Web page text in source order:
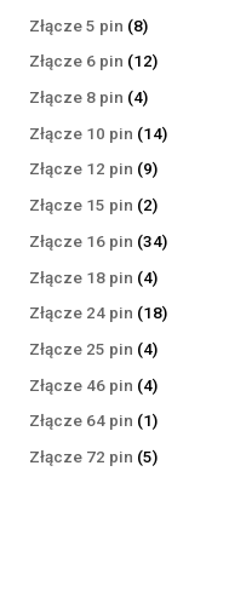
Złącze 5 pin 88
produktów
Złącze 6 pin 1212
Złącze 8 pin 44
produkty
Złącze 10 pin 1414
Złącze 12 pin 99
produktów
Złącze 15 pin 22
produkty
Złącze 16 pin 3434
Złącze 18 pin 44
produkty
Złącze 24 pin 1818
Złącze 25 pin 44
produkty
Złącze 46 pin 44
produkty
Złącze 64 pin 11
produkt
Złącze 72 pin 55